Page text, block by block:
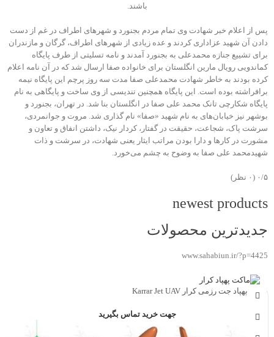
باشند.
پس از اعلام خبر شهادت وی تمام مردم بجنورد و شهرهای اطراف در غم از دست
دادن آن شهید عزاداری کردند و عده زیادی از شهرهای اطراف، گرگان و مازندران
برای تشییع جنازه محمدعلی به بجنورد آمدند و نامه تسلیتی از طرف پایگاه
کماندویی رویال مارین انگلستان برای خانواده صفا ارسال شد که در آن نامه اعلام
کرده بودند به خاطر شهادت محمدعلی صفا مدت سه روز پرچم این پایگاه نیمه
برافراشته بوده است. این پایگاه همچنین تندیسی از وی ساخت و پایگاهی به نام
پایگاه شکارچی تانک محمد علی صفا در انگلستان بنا شد. در تهران، بجنورد و
بوشهر نیز خیابان‌های به نام شهید «صفا» نام گذاری شد. مروت و جوانمردی،
سرشت پاک، شجاعت، حقیقت در گفتار، کردار نیک، داشتن انفاق و تعاون و
مشورت در کارها و دارا بودن مراتب ایثار یعنی شهادت، در سرشت و ذات
شهیدمحمد علی صفا به وضوح به چشم می‌خورد.
‫۰/۵ ‫(۰ نظر)
newest products
جدیدترین محصولات
www.sahabiun.ir/?p=4425
ماکت پهپاد جت رزمی کرار Karrar Jet UAV
جهت خرید تماس بگیرید